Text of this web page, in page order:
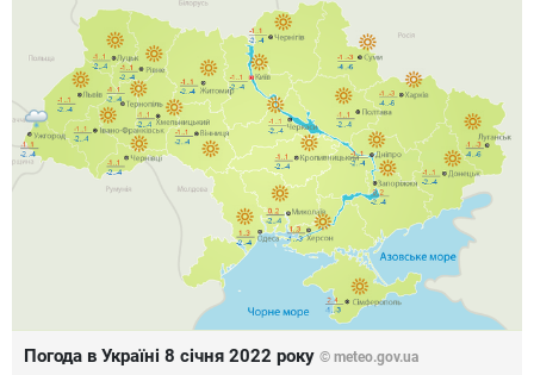
Погода в Україні 8 січня 2022 року © meteo.gov.ua